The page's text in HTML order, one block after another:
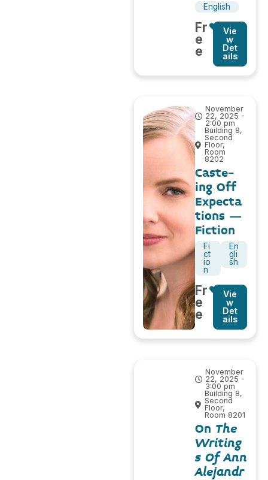
English
Fr
e
e
Vie
w
Det
ails
November
22, 2025 -
2:00 pm
Building 8,
Second
Floor,
Room
8202
Caste-
ing Off
Expecta
tions –
Fiction
Fi
ct
io
n
En
gli
sh
Fr
e
e
Vie
w
Det
ails
November
22, 2025 -
3:00 pm
Building 8,
Second
Floor,
Room 8201
On The
Writing
s Of Ann
Alejandr